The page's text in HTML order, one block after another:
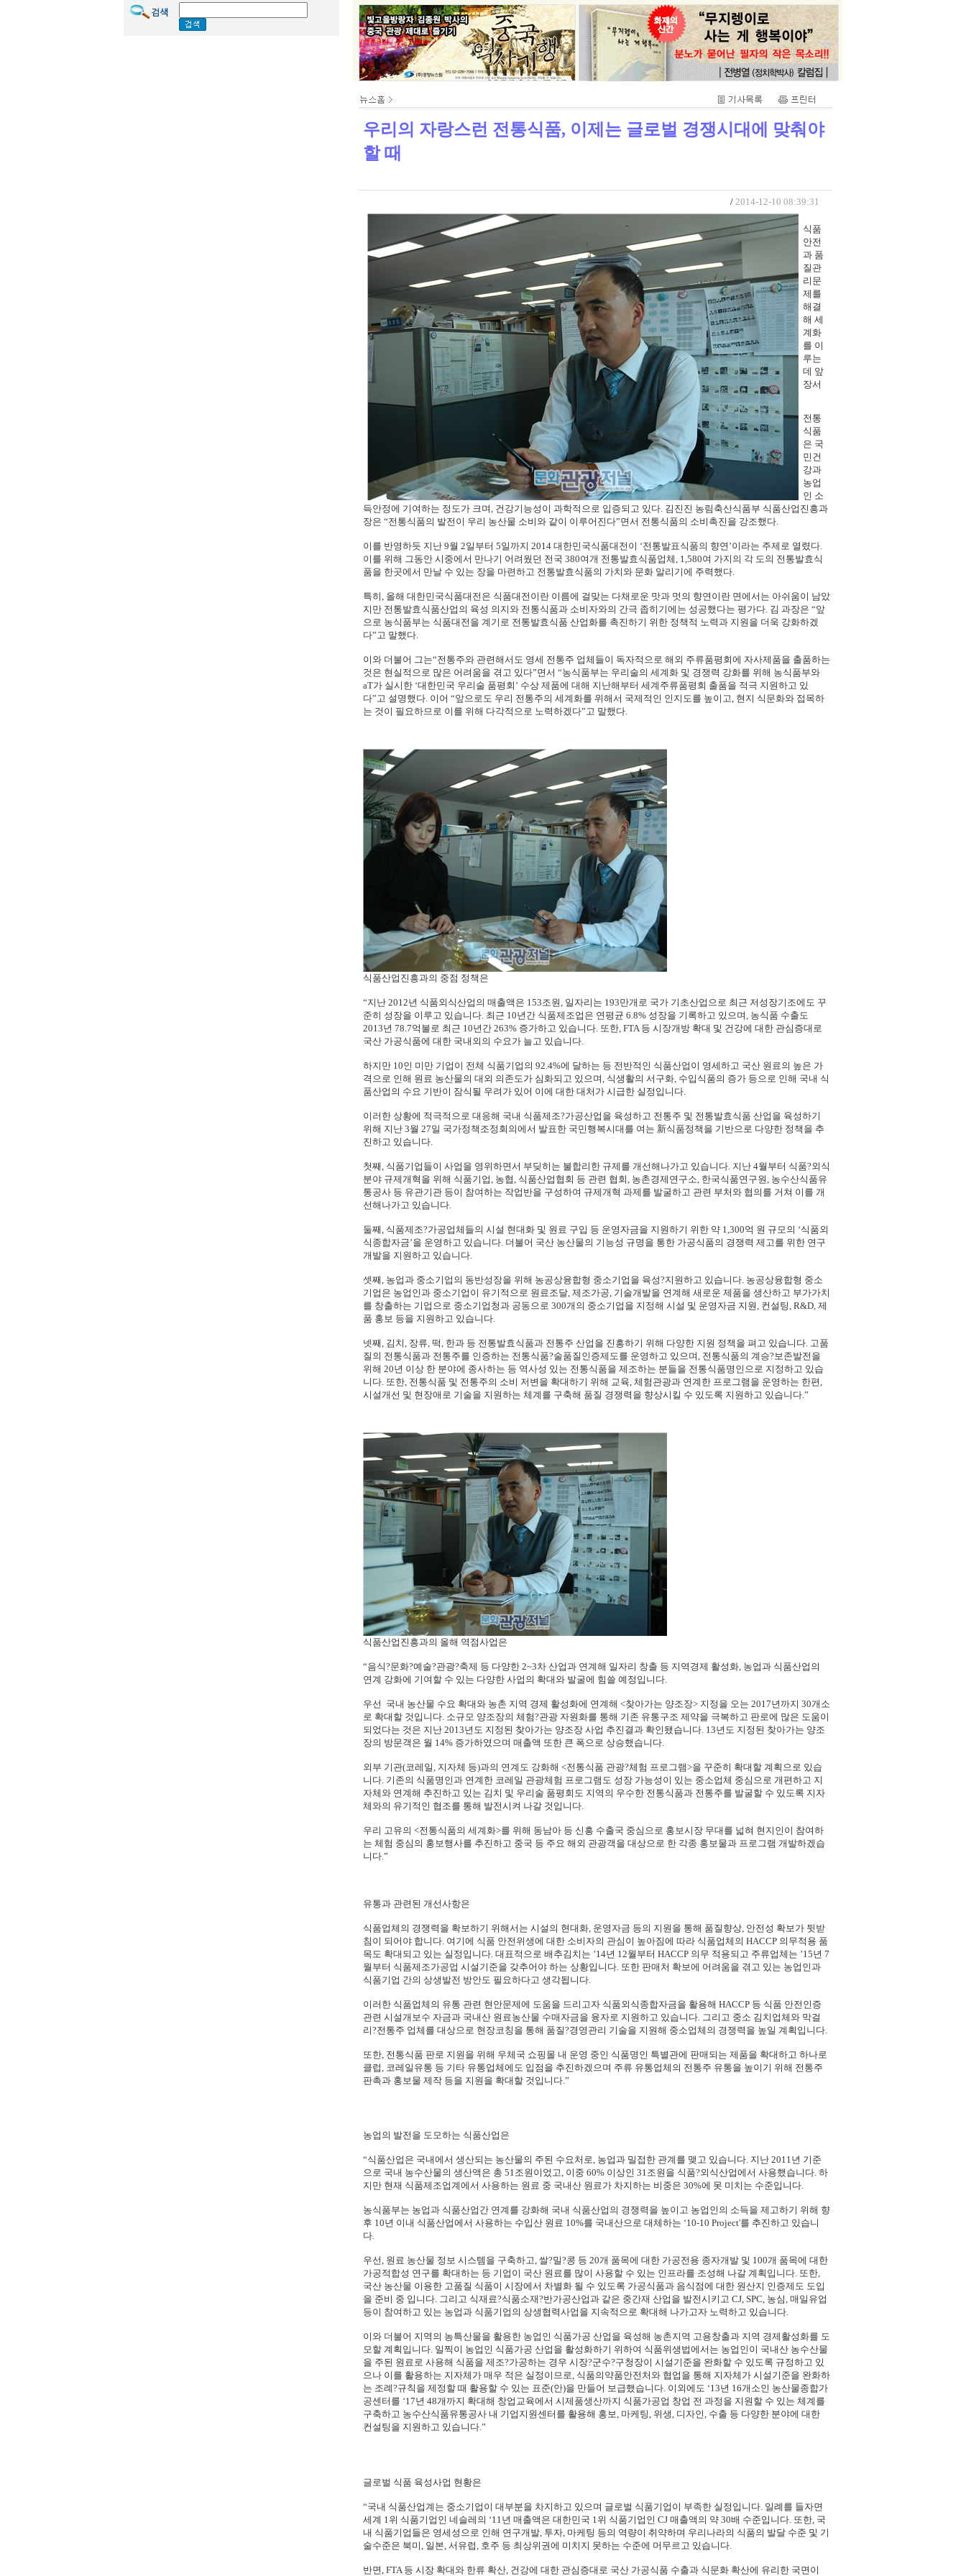
우리의 자랑스런 전통식품, 이제는 글로벌 경쟁시대에 맞춰야
할 때
/ 2014-12-10 08:39:31
식품
안전
과 품
질관
리문
제를
해결
해 세
계화
를 이
루는
데 앞
장서
전통
식품
은 국
민건
강과
농업
인 소
득안정에 기여하는 정도가 크며, 건강기능성이 과학적으로 입증되고 있다. 김진진 농림축산식품부 식품산업진흥과
장은 “전통식품의 발전이 우리 농산물 소비와 같이 이루어진다”면서 전통식품의 소비촉진을 강조했다.
이를 반영하듯 지난 9월 2일부터 5일까지 2014 대한민국식품대전이 ‘전통발표식품의 향연’이라는 주제로 열렸다.
이를 위해 그동안 시중에서 만나기 어려웠던 전국 380여개 전통발효식품업체, 1,580여 가지의 각 도의 전통발효식
품을 한곳에서 만날 수 있는 장을 마련하고 전통발효식품의 가치와 문화 알리기에 주력했다.
특히, 올해 대한민국식품대전은 식품대전이란 이름에 걸맞는 다채로운 맛과 멋의 향연이란 면에서는 아쉬움이 남았
지만 전통발효식품산업의 육성 의지와 전통식품과 소비자와의 간극 좁히기에는 성공했다는 평가다. 김 과장은 “앞
으로 농식품부는 식품대전을 계기로 전통발효식품 산업화를 촉진하기 위한 정책적 노력과 지원을 더욱 강화하겠
다”고 말했다.
이와 더불어 그는“전통주와 관련해서도 영세 전통주 업체들이 독자적으로 해외 주류품평회에 자사제품을 출품하는
것은 현실적으로 많은 어려움을 겪고 있다”면서 “농식품부는 우리술의 세계화 및 경쟁력 강화를 위해 농식품부와
aT가 실시한 ‘대한민국 우리술 품평회’ 수상 제품에 대해 지난해부터 세계주류품평회 출품을 적극 지원하고 있
다”고 설명했다. 이어 “앞으로도 우리 전통주의 세계화를 위해서 국제적인 인지도를 높이고, 현지 식문화와 접목하
는 것이 필요하므로 이를 위해 다각적으로 노력하겠다”고 말했다.
식품산업진흥과의 중점 정책은
“지난 2012년 식품외식산업의 매출액은 153조원, 일자리는 193만개로 국가 기초산업으로 최근 저성장기조에도 꾸
준히 성장을 이루고 있습니다. 최근 10년간 식품제조업은 연평균 6.8% 성장을 기록하고 있으며, 농식품 수출도
2013년 78.7억불로 최근 10년간 263% 증가하고 있습니다. 또한, FTA 등 시장개방 확대 및 건강에 대한 관심증대로
국산 가공식품에 대한 국내외의 수요가 늘고 있습니다.
하지만 10인 미만 기업이 전체 식품기업의 92.4%에 달하는 등 전반적인 식품산업이 영세하고 국산 원료의 높은 가
격으로 인해 원료 농산물의 대외 의존도가 심화되고 있으며, 식생활의 서구화, 수입식품의 증가 등으로 인해 국내 식
품산업의 수요 기반이 잠식될 우려가 있어 이에 대한 대처가 시급한 실정입니다.
이러한 상황에 적극적으로 대응해 국내 식품제조?가공산업을 육성하고 전통주 및 전통발효식품 산업을 육성하기
위해 지난 3월 27일 국가정책조정회의에서 발표한 국민행복시대를 여는 新식품정책을 기반으로 다양한 정책을 추
진하고 있습니다.
첫째, 식품기업들이 사업을 영위하면서 부딪히는 불합리한 규제를 개선해나가고 있습니다. 지난 4월부터 식품?외식
분야 규제개혁을 위해 식품기업, 농협, 식품산업협회 등 관련 협회, 농촌경제연구소, 한국식품연구원, 농수산식품유
통공사 등 유관기관 등이 참여하는 작업반을 구성하여 규제개혁 과제를 발굴하고 관련 부처와 협의를 거쳐 이를 개
선해나가고 있습니다.
둘째, 식품제조?가공업체들의 시설 현대화 및 원료 구입 등 운영자금을 지원하기 위한 약 1,300억 원 규모의 ‘식품외
식종합자금’을 운영하고 있습니다. 더불어 국산 농산물의 기능성 규명을 통한 가공식품의 경쟁력 제고를 위한 연구
개발을 지원하고 있습니다.
셋째, 농업과 중소기업의 동반성장을 위해 농공상융합형 중소기업을 육성?지원하고 있습니다. 농공상융합형 중소
기업은 농업인과 중소기업이 유기적으로 원료조달, 제조가공, 기술개발을 연계해 새로운 제품을 생산하고 부가가치
를 창출하는 기업으로 중소기업청과 공동으로 300개의 중소기업을 지정해 시설 및 운영자금 지원, 컨설팅, R&D, 제
품 홍보 등을 지원하고 있습니다.
넷째, 김치, 장류, 떡, 한과 등 전통발효식품과 전통주 산업을 진흥하기 위해 다양한 지원 정책을 펴고 있습니다. 고품
질의 전통식품과 전통주를 인증하는 전통식품?술품질인증제도를 운영하고 있으며, 전통식품의 계승?보존발전을
위해 20년 이상 한 분야에 종사하는 등 역사성 있는 전통식품을 제조하는 분들을 전통식품명인으로 지정하고 있습
니다. 또한, 전통식품 및 전통주의 소비 저변을 확대하기 위해 교육, 체험관광과 연계한 프로그램을 운영하는 한편,
시설개선 및 현장애로 기술을 지원하는 체계를 구축해 품질 경쟁력을 향상시킬 수 있도록 지원하고 있습니다.”
식품산업진흥과의 올해 역점사업은
“음식?문화?예술?관광?축제 등 다양한 2~3차 산업과 연계해 일자리 창출 등 지역경제 활성화, 농업과 식품산업의
연계 강화에 기여할 수 있는 다양한 사업의 확대와 발굴에 힘쓸 예정입니다.
우선 국내 농산물 수요 확대와 농촌 지역 경제 활성화에 연계해 <찾아가는 양조장> 지정을 오는 2017년까지 30개소
로 확대할 것입니다. 소규모 양조장의 체험?관광 자원화를 통해 기존 유통구조 제약을 극복하고 판로에 많은 도움이
되었다는 것은 지난 2013년도 지정된 찾아가는 양조장 사업 추진결과 확인됐습니다. 13년도 지정된 찾아가는 양조
장의 방문객은 월 14% 증가하였으며 매출액 또한 큰 폭으로 상승했습니다.
외부 기관(코레일, 지자체 등)과의 연계도 강화해 <전통식품 관광?체험 프로그램>을 꾸준히 확대할 계획으로 있습
니다. 기존의 식품명인과 연계한 코레일 관광체험 프로그램도 성장 가능성이 있는 중소업체 중심으로 개편하고 지
자체와 연계해 추진하고 있는 김치 및 우리술 품평회도 지역의 우수한 전통식품과 전통주를 발굴할 수 있도록 지자
체와의 유기적인 협조를 통해 발전시켜 나갈 것입니다.
우리 고유의 <전통식품의 세계화>를 위해 동남아 등 신흥 수출국 중심으로 홍보시장 무대를 넓혀 현지인이 참여하
는 체험 중심의 홍보행사를 추진하고 중국 등 주요 해외 관광객을 대상으로 한 각종 홍보물과 프로그램 개발하겠습
니다.”
유통과 관련된 개선사항은
식품업체의 경쟁력을 확보하기 위해서는 시설의 현대화, 운영자금 등의 지원을 통해 품질향상, 안전성 확보가 뒷받
침이 되어야 합니다. 여기에 식품 안전위생에 대한 소비자의 관심이 높아짐에 따라 식품업체의 HACCP 의무적용 품
목도 확대되고 있는 실정입니다. 대표적으로 배추김치는 ’14년 12월부터 HACCP 의무 적용되고 주류업체는 ’15년 7
월부터 식품제조가공업 시설기준을 갖추어야 하는 상황입니다. 또한 판매처 확보에 어려움을 겪고 있는 농업인과
식품기업 간의 상생발전 방안도 필요하다고 생각됩니다.
이러한 식품업체의 유통 관련 현안문제에 도움을 드리고자 식품외식종합자금을 활용해 HACCP 등 식품 안전인증
관련 시설개보수 자금과 국내산 원료농산물 수매자금을 융자로 지원하고 있습니다. 그리고 중소 김치업체와 막걸
리?전통주 업체를 대상으로 현장코칭을 통해 품질?경영관리 기술을 지원해 중소업체의 경쟁력을 높일 계획입니다.
또한, 전통식품 판로 지원을 위해 우체국 쇼핑몰 내 운영 중인 식품명인 특별관에 판매되는 제품을 확대하고 하나로
클럽, 코레일유통 등 기타 유통업체에도 입점을 추진하겠으며 주류 유통업체의 전통주 유통을 높이기 위해 전통주
판촉과 홍보물 제작 등을 지원을 확대할 것입니다.”
농업의 발전을 도모하는 식품산업은
“식품산업은 국내에서 생산되는 농산물의 주된 수요처로, 농업과 밀접한 관계를 맺고 있습니다. 지난 2011년 기준
으로 국내 농수산물의 생산액은 총 51조원이었고, 이중 60% 이상인 31조원을 식품?외식산업에서 사용했습니다. 하
지만 현재 식품제조업계에서 사용하는 원료 중 국내산 원료가 차지하는 비중은 30%에 못 미치는 수준입니다.
농식품부는 농업과 식품산업간 연계를 강화해 국내 식품산업의 경쟁력을 높이고 농업인의 소득을 제고하기 위해 향
후 10년 이내 식품산업에서 사용하는 수입산 원료 10%를 국내산으로 대체하는 ‘10-10 Project'를 추진하고 있습니
다.
우선, 원료 농산물 정보 시스템을 구축하고, 쌀?밀?콩 등 20개 품목에 대한 가공전용 종자개발 및 100개 품목에 대한
가공적합성 연구를 확대하는 등 기업이 국산 원료를 많이 사용할 수 있는 인프라를 조성해 나갈 계획입니다. 또한,
국산 농산물 이용한 고품질 식품이 시장에서 차별화 될 수 있도록 가공식품과 음식점에 대한 원산지 인증제도 도입
을 준비 중 입니다. 그리고 식재료?식품소재?반가공산업과 같은 중간재 산업을 발전시키고 CJ, SPC, 농심, 매일유업
등이 참여하고 있는 농업과 식품기업의 상생협력사업을 지속적으로 확대해 나가고자 노력하고 있습니다.
이와 더불어 지역의 농특산물을 활용한 농업인 식품가공 산업을 육성해 농촌지역 고용창출과 지역 경제활성화를 도
모할 계획입니다. 일찍이 농업인 식품가공 산업을 활성화하기 위하여 식품위생법에서는 농업인이 국내산 농수산물
을 주된 원료로 사용해 식품을 제조?가공하는 경우 시장?군수?구청장이 시설기준을 완화할 수 있도록 규정하고 있
으나 이를 활용하는 지자체가 매우 적은 실정이므로, 식품의약품안전처와 협업을 통해 지자체가 시설기준을 완화하
는 조례?규칙을 제정할 때 활용할 수 있는 표준(안)을 만들어 보급했습니다. 이외에도 ‘13년 16개소인 농산물종합가
공센터를 ‘17년 48개까지 확대해 창업교육에서 시제품생산까지 식품가공업 창업 전 과정을 지원할 수 있는 체계를
구축하고 농수산식품유통공사 내 기업지원센터를 활용해 홍보, 마케팅, 위생, 디자인, 수출 등 다양한 분야에 대한
컨설팅을 지원하고 있습니다.”
글로벌 식품 육성사업 현황은
“국내 식품산업계는 중소기업이 대부분을 차지하고 있으며 글로벌 식품기업이 부족한 실정입니다. 일례를 들자면
세계 1위 식품기업인 네슬레의 ‘11년 매출액은 대한민국 1위 식품기업인 CJ 매출액의 약 30배 수준입니다. 또한, 국
내 식품기업들은 영세성으로 인해 연구개발, 투자, 마케팅 등의 역량이 취약하며 우리나라의 식품의 발달 수준 및 기
술수준은 북미, 일본, 서유럽, 호주 등 최상위권에 미치지 못하는 수준에 머무르고 있습니다.
반면, FTA 등 시장 확대와 한류 확산, 건강에 대한 관심증대로 국산 가공식품 수출과 식문화 확산에 유리한 국면이